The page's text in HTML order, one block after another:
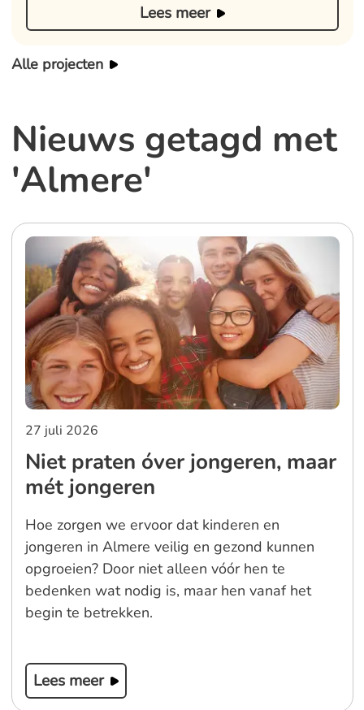
Lees meer
Alle projecten
Nieuws getagd met
'Almere'
27 juli 2026
Niet praten óver jongeren, maar
mét jongeren
Hoe zorgen we ervoor dat kinderen en
jongeren in Almere veilig en gezond kunnen
opgroeien? Door niet alleen vóór hen te
bedenken wat nodig is, maar hen vanaf het
begin te betrekken.
Lees meer